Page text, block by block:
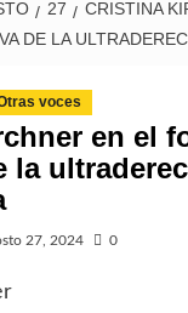
27
CRISTINA
DE LA
voces
en el
la
27, 2024 0